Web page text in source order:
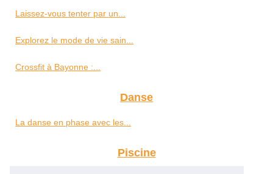
Laissez-vous tenter par un...
Explorez le mode de vie sain...
Crossfit à Bayonne :...
Danse
La danse en phase avec les...
Piscine